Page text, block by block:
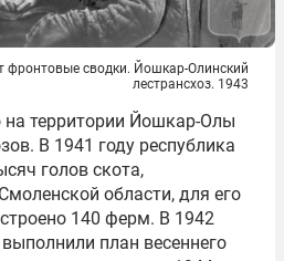
фронтовые сводки. Йошкар-Олинский
лестрансхоз. 1943
территории Йошкар-Олы
В 1941 году республика
голов скота,
области, для его
140 ферм. В 1942
план весеннего